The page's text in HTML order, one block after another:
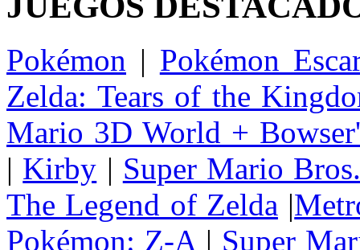
Pokémon | Pokémon
Zelda: Tears of the
Mario 3D World +
| Kirby | Super Mario
The Legend of Zelda |
Pokémon: Z-A | Super